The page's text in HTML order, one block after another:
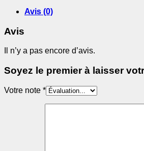
POMPEIA
Avis (0)
Avis
Il n’y a pas encore d’avis.
Soyez le premier à laisser
Votre note *